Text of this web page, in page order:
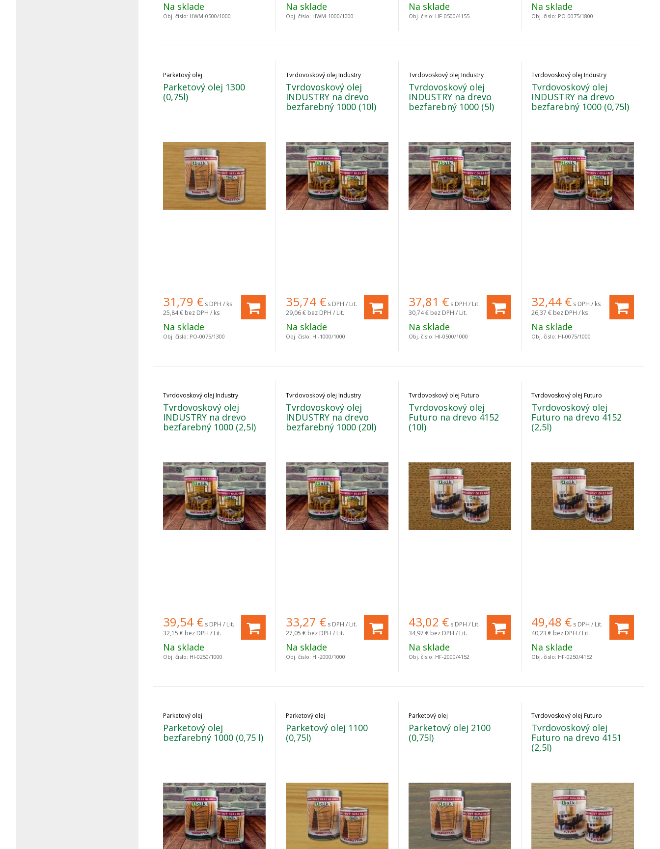
Na sklade
Obj. čislo: HWM-0500/1000
Na sklade
Obj. čislo: HWM-1000/1000
Na sklade
Obj. čislo: HF-0500/4155
Na sklade
Obj. čislo: PO-0075/1800
Parketový olej
Parketový olej 1300
(0,75l)
31,79 € s DPH / ks
25,84 € bez DPH / ks
Na sklade
Obj. čislo: PO-0075/1300
Tvrdovoskový olej Industry
Tvrdovoskový olej
INDUSTRY na drevo
bezfarebný 1000 (10l)
35,74 € s DPH / Lit.
29,06 € bez DPH / Lit.
Na sklade
Obj. čislo: HI-1000/1000
Tvrdovoskový olej Industry
Tvrdovoskový olej
INDUSTRY na drevo
bezfarebný 1000 (5l)
37,81 € s DPH / Lit.
30,74 € bez DPH / Lit.
Na sklade
Obj. čislo: HI-0500/1000
Tvrdovoskový olej Industry
Tvrdovoskový olej
INDUSTRY na drevo
bezfarebný 1000 (0,75l)
32,44 € s DPH / ks
26,37 € bez DPH / ks
Na sklade
Obj. čislo: HI-0075/1000
Tvrdovoskový olej Industry
Tvrdovoskový olej
INDUSTRY na drevo
bezfarebný 1000 (2,5l)
39,54 € s DPH / Lit.
32,15 € bez DPH / Lit.
Na sklade
Obj. čislo: HI-0250/1000
Tvrdovoskový olej Industry
Tvrdovoskový olej
INDUSTRY na drevo
bezfarebný 1000 (20l)
33,27 € s DPH / Lit.
27,05 € bez DPH / Lit.
Na sklade
Obj. čislo: HI-2000/1000
Tvrdovoskový olej Futuro
Tvrdovoskový olej
Futuro na drevo 4152
(10l)
43,02 € s DPH / Lit.
34,97 € bez DPH / Lit.
Na sklade
Obj. čislo: HF-2000/4152
Tvrdovoskový olej Futuro
Tvrdovoskový olej
Futuro na drevo 4152
(2,5l)
49,48 € s DPH / Lit.
40,23 € bez DPH / Lit.
Na sklade
Obj. čislo: HF-0250/4152
Parketový olej
Parketový olej
bezfarebný 1000 (0,75 l)
Parketový olej
Parketový olej 1100
(0,75l)
Parketový olej
Parketový olej 2100
(0,75l)
Tvrdovoskový olej Futuro
Tvrdovoskový olej
Futuro na drevo 4151
(2,5l)